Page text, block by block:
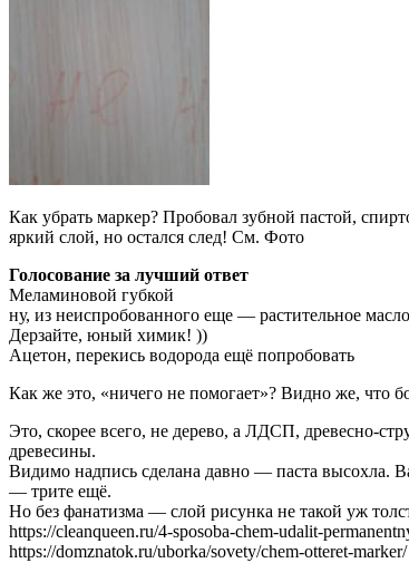
Как убрать маркер? Пробовал зубной пастой,
яркий слой, но остался след! См. Фото
Голосование за лучший ответ
Меламиновой губкой
ну, из неиспробованного еще — растительное
Дерзайте, юный химик! ))
Ацетон, перекись водорода ещё попробовать
Как же это, «ничего не помогает»? Видно же, что
Это, скорее всего, не дерево, а ЛДСП, древесно-
древесины.
Видимо надпись сделана давно — паста высохла.
— трите ещё.
Но без фанатизма — слой рисунка не такой уж
https://cleanqueen.ru/4-sposoba-chem-udalit-
https://domznatok.ru/uborka/sovety/chem-otteret-marker/